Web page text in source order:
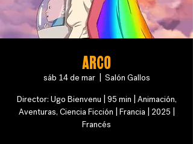
ARCO
sáb 14 de mar
  |
Salón Gallos
Director: Ugo Bienvenu | 95 min | Animación,
Aventuras, Ciencia Ficción | Francia | 2025 |
Francés